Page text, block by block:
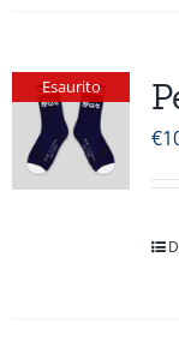
Esaurito
€